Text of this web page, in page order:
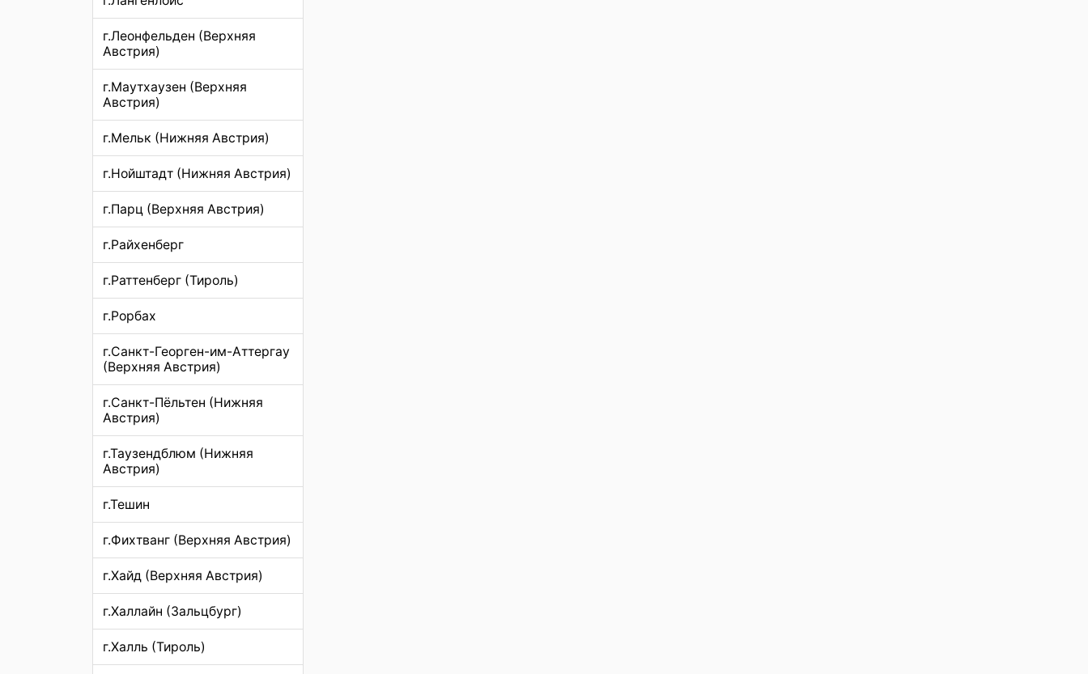
г.Леонфельден (Верхняя
Австрия)
г.Маутхаузен (Верхняя
Австрия)
г.Мельк (Нижняя Австрия)
г.Нойштадт (Нижняя Австрия)
г.Парц (Верхняя Австрия)
г.Райхенберг
г.Раттенберг (Тироль)
г.Рорбах
г.Санкт-Георген-им-Аттергау
(Верхняя Австрия)
г.Санкт-Пёльтен (Нижняя
Австрия)
г.Таузендблюм (Нижняя
Австрия)
г.Тешин
г.Фихтванг (Верхняя Австрия)
г.Хайд (Верхняя Австрия)
г.Халлайн (Зальцбург)
г.Халль (Тироль)